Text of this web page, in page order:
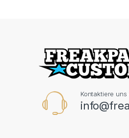
Kontaktiere